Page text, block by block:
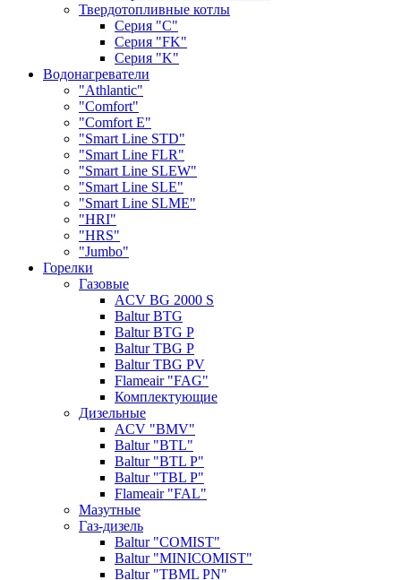
Твердотопливные котлы
Серия "C"
Серия "FK"
Серия "K"
Водонагреватели
"Athlantic"
"Comfort"
"Comfort E"
"Smart Line STD"
"Smart Line FLR"
"Smart Line SLEW"
"Smart Line SLE"
"Smart Line SLME"
"HRI"
"HRS"
"Jumbo"
Горелки
Газовые
ACV BG 2000 S
Baltur BTG
Baltur BTG P
Baltur TBG P
Baltur TBG PV
Flameair "FAG"
Комплектующие
Дизельные
ACV "BMV"
Baltur "BTL"
Baltur "BTL P"
Baltur "TBL P"
Flameair "FAL"
Мазутные
Газ-дизель
Baltur "COMIST"
Baltur "MINICOMIST"
Baltur "TBML PN"